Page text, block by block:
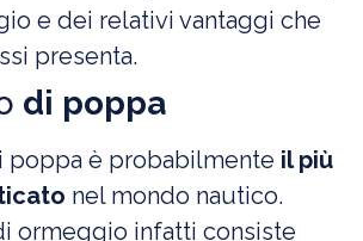
e dei relativi vantaggi che
presenta.
di poppa
poppa è probabilmente il più
nel mondo nautico.
ormeggio infatti consiste